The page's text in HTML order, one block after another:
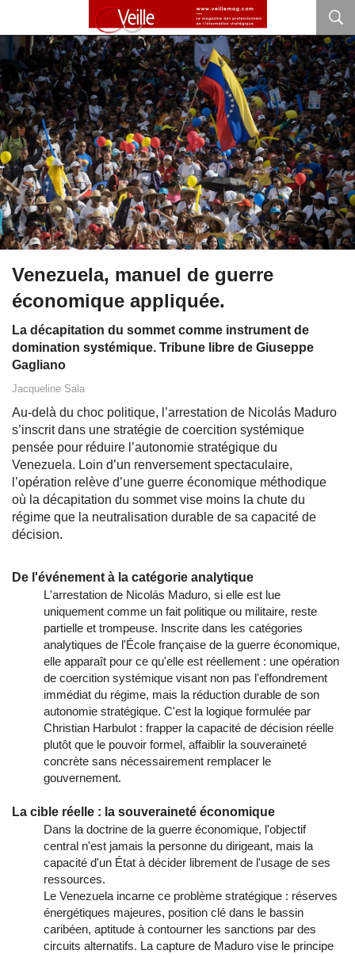
Venezuela, manuel de guerre
économique appliquée.
La décapitation du sommet comme instrument de
domination systémique. Tribune libre de Giuseppe
Gagliano
Jacqueline Sala
Au‑delà du choc politique, l’arrestation de Nicolás Maduro
s’inscrit dans une stratégie de coercition systémique
pensée pour réduire l’autonomie stratégique du
Venezuela. Loin d’un renversement spectaculaire,
l’opération relève d’une guerre économique méthodique
où la décapitation du sommet vise moins la chute du
régime que la neutralisation durable de sa capacité de
décision.
De l'événement à la catégorie analytique
L'arrestation de Nicolás Maduro, si elle est lue
uniquement comme un fait politique ou militaire, reste
partielle et trompeuse. Inscrite dans les catégories
analytiques de l'École française de la guerre économique,
elle apparaît pour ce qu'elle est réellement : une opération
de coercition systémique visant non pas l'effondrement
immédiat du régime, mais la réduction durable de son
autonomie stratégique. C'est la logique formulée par
Christian Harbulot : frapper la capacité de décision réelle
plutôt que le pouvoir formel, affaiblir la souveraineté
concrète sans nécessairement remplacer le
gouvernement.
La cible réelle : la souveraineté économique
Dans la doctrine de la guerre économique, l'objectif
central n'est jamais la personne du dirigeant, mais la
capacité d'un État à décider librement de l'usage de ses
ressources.
Le Venezuela incarne ce problème stratégique : réserves
énergétiques majeures, position clé dans le bassin
caribéen, aptitude à contourner les sanctions par des
circuits alternatifs. La capture de Maduro vise le principe